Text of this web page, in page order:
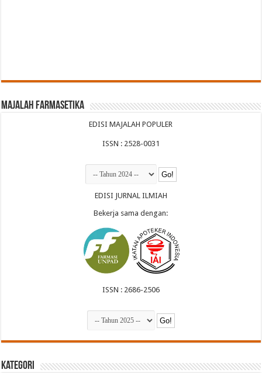
Majalah Farmasetika
EDISI MAJALAH POPULER
ISSN : 2528-0031
EDISI JURNAL ILMIAH
Bekerja sama dengan:
ISSN : 2686-2506
Kategori